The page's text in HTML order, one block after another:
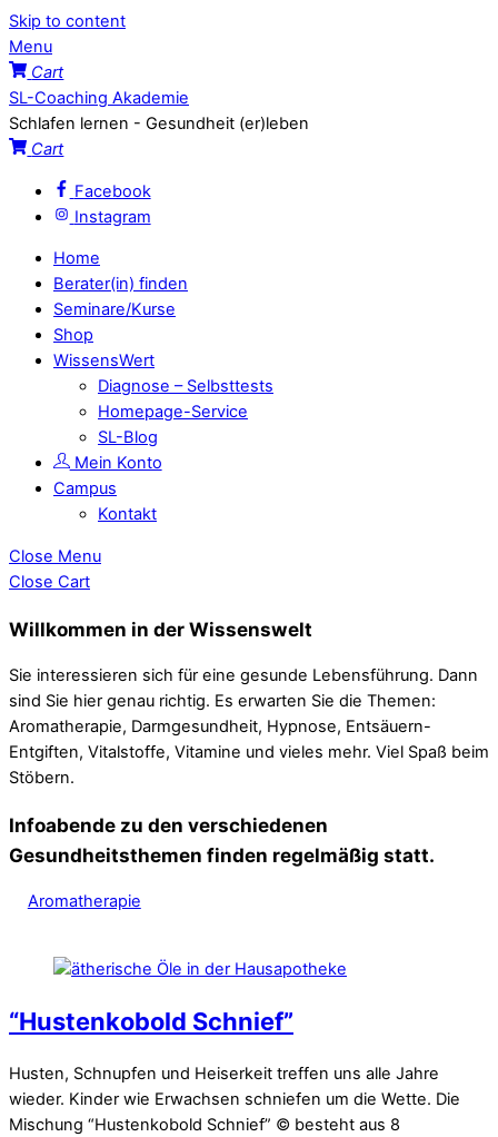
Skip to content
Menu
Cart
SL-Coaching Akademie
Schlafen lernen - Gesundheit (er)leben
Cart
Facebook
Instagram
Home
Berater(in) finden
Seminare/Kurse
Shop
WissensWert
Diagnose – Selbsttests
Homepage-Service
SL-Blog
Mein Konto
Campus
Kontakt
Close Menu
Close Cart
Willkommen in der Wissenswelt
Sie interessieren sich für eine gesunde Lebensführung. Dann
sind Sie hier genau richtig. Es erwarten Sie die Themen:
Aromatherapie, Darmgesundheit, Hypnose, Entsäuern-
Entgiften, Vitalstoffe, Vitamine und vieles mehr. Viel Spaß beim
Stöbern.
Infoabende zu den verschiedenen
Gesundheitsthemen finden regelmäßig statt.
Aromatherapie
“Hustenkobold Schnief”
Husten, Schnupfen und Heiserkeit treffen uns alle Jahre
wieder. Kinder wie Erwachsen schniefen um die Wette. Die
Mischung “Hustenkobold Schnief” © besteht aus 8